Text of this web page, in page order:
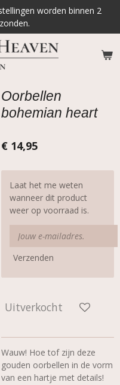
worden binnen 2
Oorbellen
bohemian heart
€ 14,95
Laat het me weten
wanneer dit product
weer op voorraad is.
Verzenden
Uitverkocht
Wauw! Hoe tof zijn deze
gouden oorbellen in de vorm
van een hartje met details!